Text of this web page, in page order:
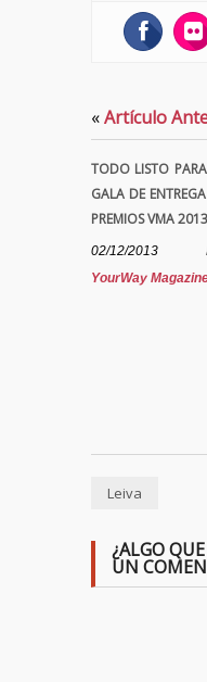
«Artículo
TODO LISTO
GALA DE
PREMIOS VMA 2013
02/12/2013
YourWay
Leiva
¿ALGO
UN